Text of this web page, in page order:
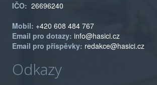
IČO: 26696240
Mobil: +420 608 484 767
Email pro dotazy: info@hasici.cz
Email pro příspěvky: redakce@hasici.cz
Odkazy